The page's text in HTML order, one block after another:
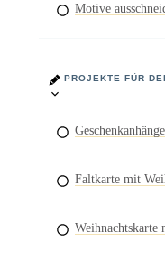
Motive
PROJEKTE FÜR
Faltkarte mit
Weihnachtskarte